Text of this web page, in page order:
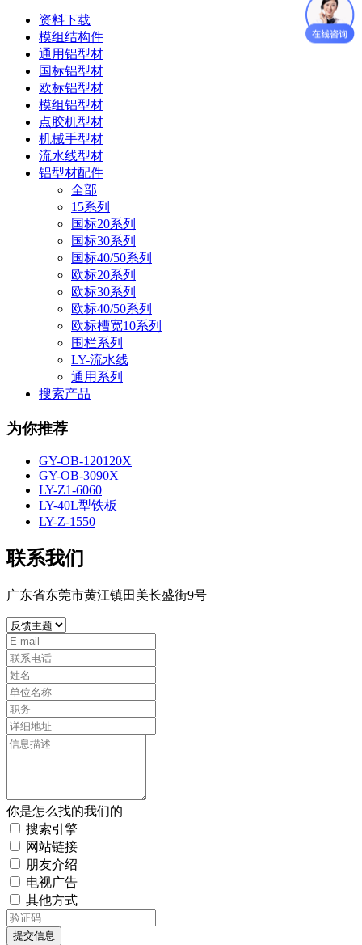
资料下载
模组结构件
通用铝型材
国标铝型材
欧标铝型材
模组铝型材
点胶机型材
机械手型材
流水线型材
铝型材配件
全部
15系列
国标20系列
国标30系列
国标40/50系列
欧标20系列
欧标30系列
欧标40/50系列
欧标槽宽10系列
围栏系列
LY-流水线
通用系列
搜索产品
为你推荐
GY-OB-120120X
GY-OB-3090X
LY-Z1-6060
LY-40L型铁板
LY-Z-1550
联系我们
广东省东莞市黄江镇田美长盛街9号
你是怎么找的我们的
搜索引擎
网站链接
朋友介绍
电视广告
其他方式
提交信息